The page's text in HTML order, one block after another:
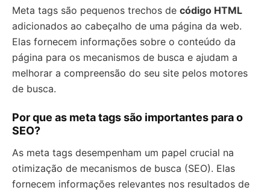
Meta tags são pequenos trechos de código HTML
adicionados ao cabeçalho de uma página da web.
Elas fornecem informações sobre o conteúdo da
página para os mecanismos de busca e ajudam a
melhorar a compreensão do seu site pelos motores
de busca.
Por que as meta tags são importantes para o
SEO?
As meta tags desempenham um papel crucial na
otimização de mecanismos de busca (SEO). Elas
fornecem informações relevantes nos resultados de